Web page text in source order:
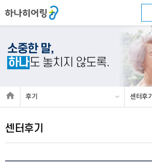
소중한 말,
하나도 놓치지 않도록.
후기 센터후기
센터후기